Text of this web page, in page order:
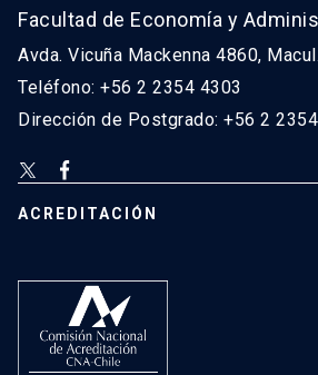
Facultad de Economía y
Avda. Vicuña Mackenna 4860,
Teléfono: +56 2 2354 4303
Dirección de Postgrado: +56 2
ACREDITACIÓN